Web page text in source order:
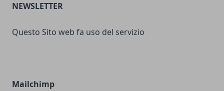
NEWSLETTER
Questo Sito web fa uso del servizio
Mailchimp